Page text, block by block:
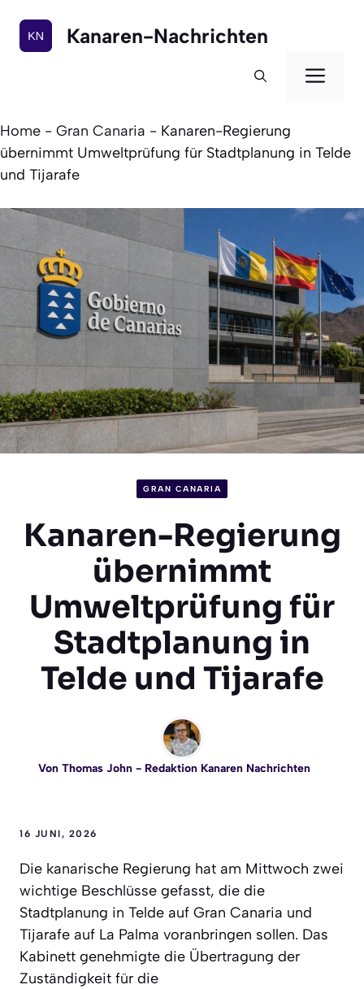
Inhalt
springen
Kanaren-Nachrichten
Home - Gran Canaria - Kanaren-Regierung
übernimmt Umweltprüfung für Stadtplanung in Telde
und Tijarafe
GRAN CANARIA
Kanaren-Regierung
übernimmt
Umweltprüfung für
Stadtplanung in
Telde und Tijarafe
Von Thomas John- Redaktion Kanaren Nachrichten
16 JUNI, 2026
Die kanarische Regierung hat am Mittwoch zwei
wichtige Beschlüsse gefasst, die die
Stadtplanung in Telde auf Gran Canaria und
Tijarafe auf La Palma voranbringen sollen. Das
Kabinett genehmigte die Übertragung der
Zuständigkeit für die